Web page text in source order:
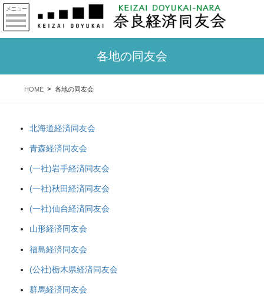
各地の同友会
HOME 各地の同友会
北海道経済同友会
青森経済同友会
(一社)岩手経済同友会
(一社)秋田経済同友会
(一社)仙台経済同友会
山形経済同友会
福島経済同友会
(公社)栃木県経済同友会
群馬経済同友会